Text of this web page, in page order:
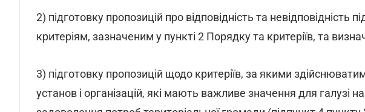
2) підготовку пропозицій про відповідність та невідповідність
критеріям, зазначеним у пункті 2 Порядку та критеріїв, та
3) підготовку пропозицій щодо критеріїв, за якими
установ і організацій, які мають важливе значення для галузі